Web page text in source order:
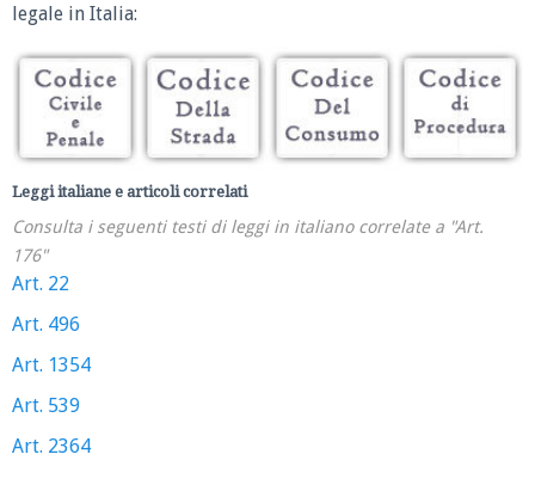
legale in Italia:
Leggi italiane e articoli correlati
Consulta i seguenti testi di leggi in italiano correlate a "Art.
176"
Art. 22
Art. 496
Art. 1354
Art. 539
Art. 2364